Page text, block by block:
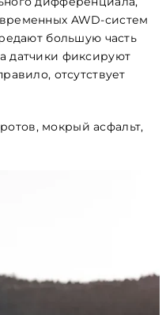
AWD-систем
большую часть
датчики фиксируют
отсутствует
мокрый асфальт,